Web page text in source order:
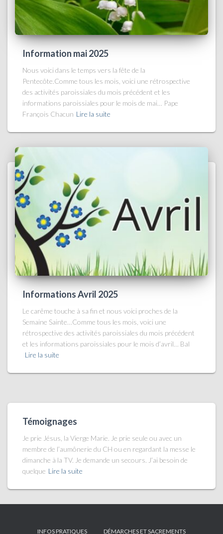
Information mai 2025
Nous voici dans le temps vers la fête de la
Pentecôte.Comme tous les mois, voici une rétrospective
des activités paroissiales du mois précédent et les
informations paroissiales pour le mois de mai… Pape
François Chacun Lire la suite
Informations Avril 2025
Le carême touche à sa fin et nous voici proches de la
Semaine Sainte…Comme tous les mois, voici une
rétrospective des activités paroissiales du mois précédent
et les informations paroissiales pour le mois d’avril… Bal
Lire la suite
Témoignages
Je prie Jésus, la Vierge Marie. Je prie seule ou avec un
membre de l’aumônerie du CH ou en regardant la messe le
dimanche à la TV. Je demande un secours. J’ai besoin de
quelque Lire la suite
INFOS PRATIQUES DÉMARCHES ET SACREMENTS